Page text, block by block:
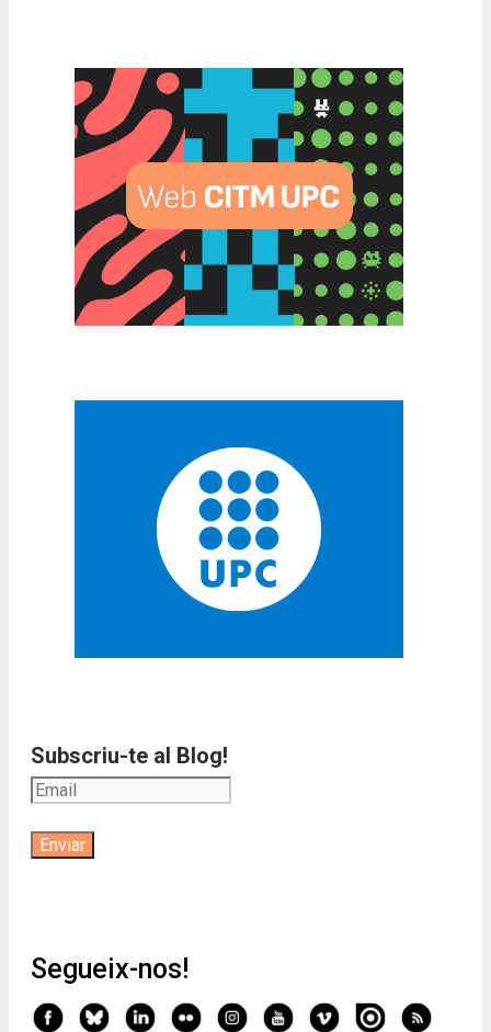
Subscriu-te al Blog!
Segueix-nos!